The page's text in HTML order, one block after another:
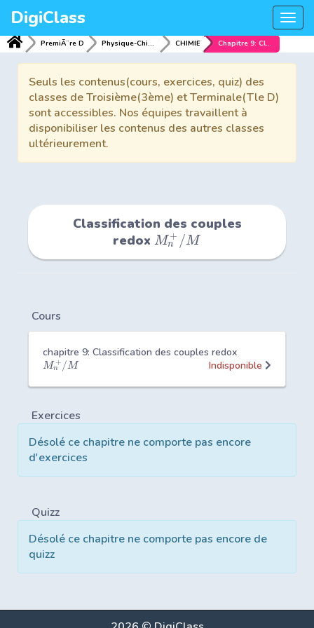
DigiClass
PremiÃ¨re D Physique-Chimie CHIMIE Chapitre 9: Classification des couples redox
Seuls les contenus(cours, exercices, quiz) des
classes de Troisième(3ème) et Terminale(Tle D)
sont accessibles. Nos équipes travaillent à
disponibiliser les contenus des autres classes
ultérieurement.
Classification des couples
redox M+
n /M
Cours
chapitre 9: Classification des couples redox
M +
n /M Indisponible
Exercices
Désolé ce chapitre ne comporte pas encore
d'exercices
Quizz
Désolé ce chapitre ne comporte pas encore de
quizz